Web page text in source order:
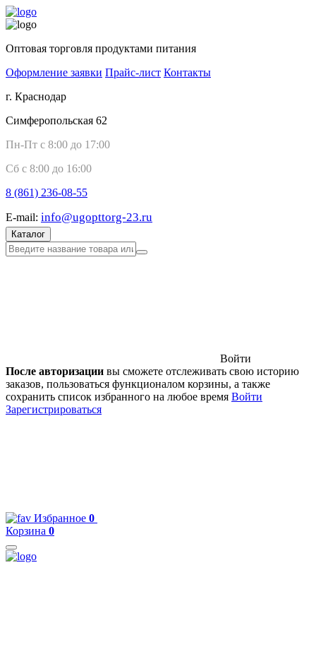
Оптовая торговля продуктами питания
Оформление заявки Прайс-лист Контакты
г. Краснодар
Симферопольская 62
Пн-Пт с 8:00 до 17:00
Сб с 8:00 до 16:00
8 (861) 236-08-55
E-mail: info@ugopttorg-23.ru
Каталог
Войти
После авторизации вы сможете отслеживать свою историю
заказов, пользоваться функционалом корзины, а также
сохранить список избранного на любое время Войти
Зарегистрироваться
Избранное 0
Корзина 0